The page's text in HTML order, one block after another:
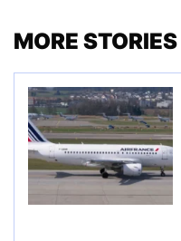
MORE STORIES